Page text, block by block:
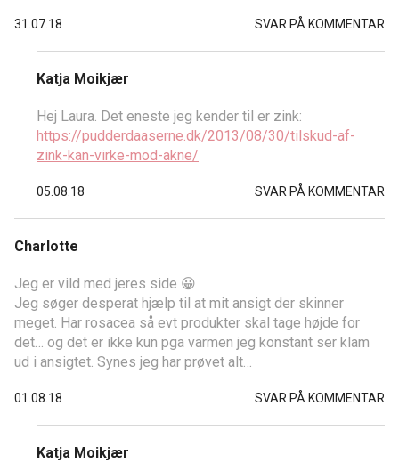
31.07.18 SVAR PÅ KOMMENTAR
Katja Moikjær
Hej Laura. Det eneste jeg kender til er zink:
https://pudderdaaserne.dk/2013/08/30/tilskud-af-
zink-kan-virke-mod-akne/
05.08.18 SVAR PÅ KOMMENTAR
Charlotte
Jeg er vild med jeres side 😀
Jeg søger desperat hjælp til at mit ansigt der skinner
meget. Har rosacea så evt produkter skal tage højde for
det… og det er ikke kun pga varmen jeg konstant ser klam
ud i ansigtet. Synes jeg har prøvet alt…
01.08.18 SVAR PÅ KOMMENTAR
Katja Moikjær